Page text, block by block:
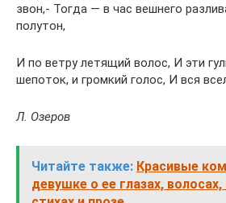
звон,- Тогда — в час вешнего
полутон,
И по ветру летящий волос, И эти
шепоток, и громкий голос, И вся
Л. Озеров
Читайте также: Красивые
девушке о ее глазах, волосах,